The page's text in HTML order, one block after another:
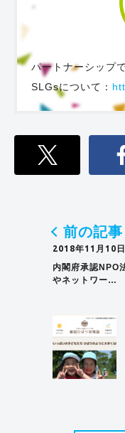
パートナーシップ
SLGsについて：
前の記事
2018年11月10日
内閣府承認NPO
やネットワー…